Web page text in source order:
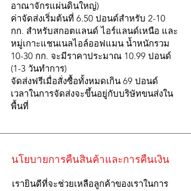
อาณาจักรแผ่นดินใหญ่)
ค่าจัดส่งเริ่มต้นที่ 6.50 ปอนด์สำหรับ 2-10
กก. สำหรับสกอตแลนด์ ไอร์แลนด์เหนือ และ
หมู่เกาะแชนเนลไอล์ออฟแมน น้ำหนักรวม
10-30 กก. จะมีราคาประมาณ 10.99 ปอนด์
(1-3 วันทำการ)
จัดส่งฟรีเมื่อสั่งซื้อทั้งหมดเกิน 69 ปอนด์
เวลาในการจัดส่งจะขึ้นอยู่กับบริษัทขนส่งใน
พื้นที่
นโยบายการคืนสินค้าและการคืนเงิน
เรายินดีที่จะช่วยเหลือลูกค้าของเราในการ